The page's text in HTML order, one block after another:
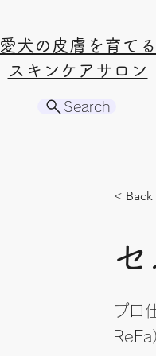
​愛犬の皮膚を育てる
スキンケアサロン
Search
< Back
プロ
ReFa